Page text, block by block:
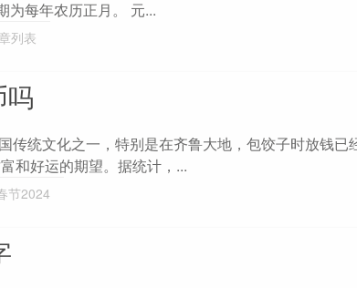
为每年农历正月。 元...
列表
吗
传统文化之一，特别是在齐鲁大地，包饺子时放钱已
和好运的期望。据统计，...
节2024